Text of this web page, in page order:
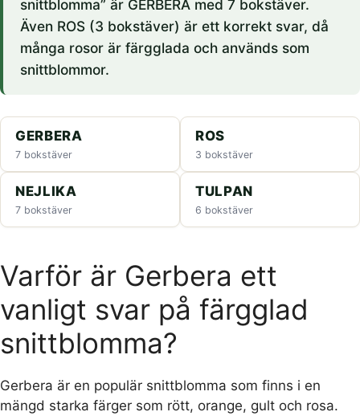
snittblomma” är GERBERA med 7 bokstäver.
Även ROS (3 bokstäver) är ett korrekt svar, då
många rosor är färgglada och används som
snittblommor.
GERBERA
7 bokstäver
ROS
3 bokstäver
NEJLIKA
7 bokstäver
TULPAN
6 bokstäver
Varför är Gerbera ett
vanligt svar på färgglad
snittblomma?
Gerbera är en populär snittblomma som finns i en
mängd starka färger som rött, orange, gult och rosa.